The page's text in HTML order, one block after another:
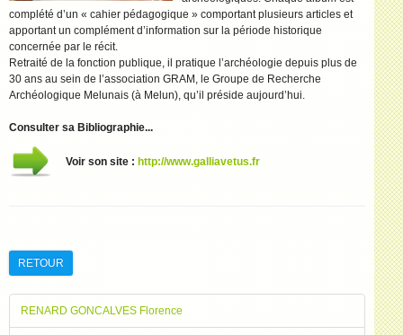
complété d’un « cahier pédagogique » comportant plusieurs articles et
apportant un complément d’information sur la période historique
concernée par le récit.
Retraité de la fonction publique, il pratique l’archéologie depuis plus de
30 ans au sein de l’association GRAM, le Groupe de Recherche
Archéologique Melunais (à Melun), qu’il préside aujourd’hui.
Consulter sa Bibliographie...
Voir son site : http://www.galliavetus.fr
RETOUR
RENARD GONCALVES Florence